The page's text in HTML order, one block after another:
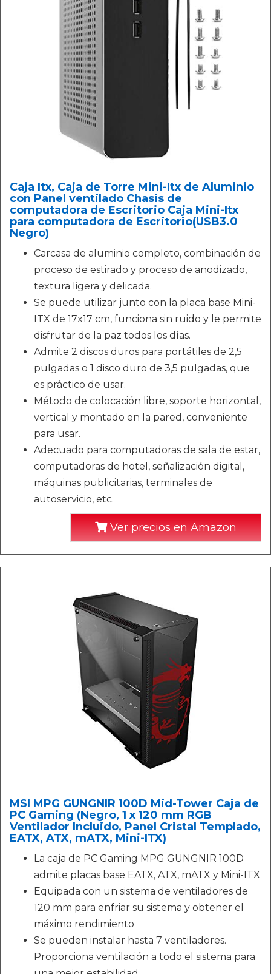
Caja Itx, Caja de Torre Mini-Itx de Aluminio
con Panel ventilado Chasis de
computadora de Escritorio Caja Mini-Itx
para computadora de Escritorio(USB3.0
Negro)
Carcasa de aluminio completo, combinación de
proceso de estirado y proceso de anodizado,
textura ligera y delicada.
Se puede utilizar junto con la placa base Mini-
ITX de 17x17 cm, funciona sin ruido y le permite
disfrutar de la paz todos los días.
Admite 2 discos duros para portátiles de 2,5
pulgadas o 1 disco duro de 3,5 pulgadas, que
es práctico de usar.
Método de colocación libre, soporte horizontal,
vertical y montado en la pared, conveniente
para usar.
Adecuado para computadoras de sala de estar,
computadoras de hotel, señalización digital,
máquinas publicitarias, terminales de
autoservicio, etc.
Ver precios en Amazon
MSI MPG GUNGNIR 100D Mid-Tower Caja de
PC Gaming (Negro, 1 x 120 mm RGB
Ventilador Incluido, Panel Cristal Templado,
EATX, ATX, mATX, Mini-ITX)
La caja de PC Gaming MPG GUNGNIR 100D
admite placas base EATX, ATX, mATX y Mini-ITX
Equipada con un sistema de ventiladores de
120 mm para enfriar su sistema y obtener el
máximo rendimiento
Se pueden instalar hasta 7 ventiladores.
Proporciona ventilación a todo el sistema para